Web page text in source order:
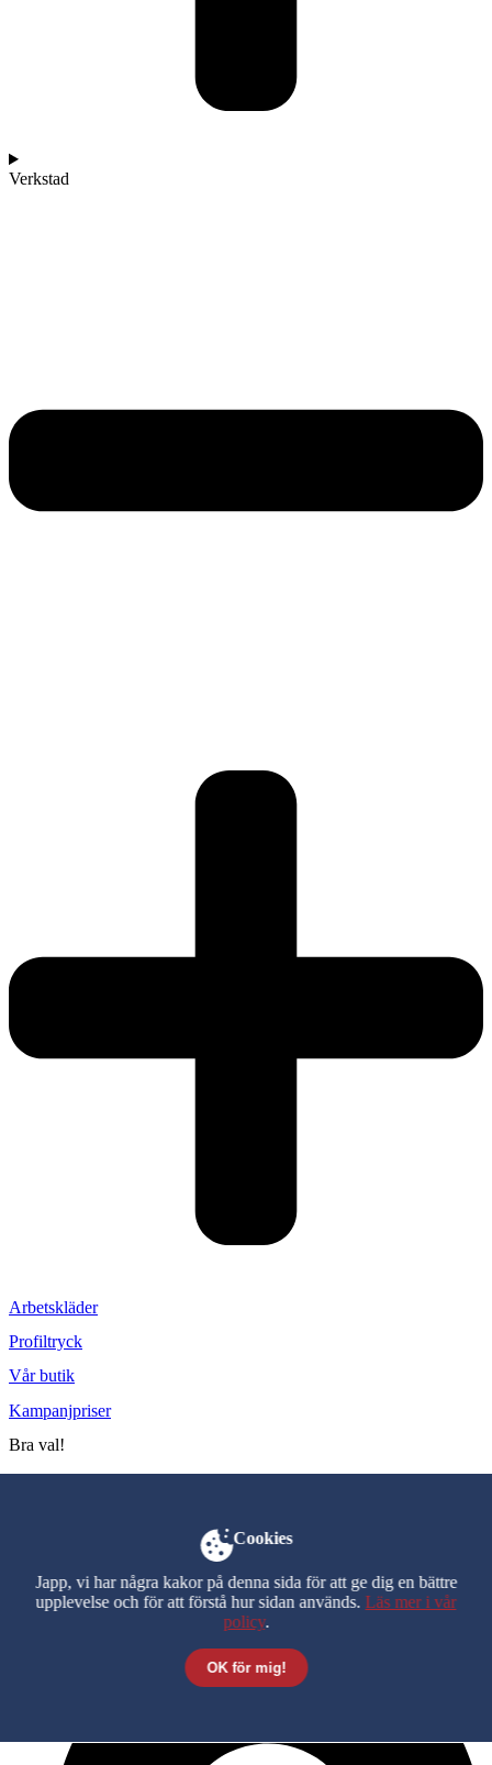
Verkstad
Arbetskläder
Profiltryck
Vår butik
Kampanjpriser
Bra val!
Husqvarna Aspire™ P5 – med batteri och laddare är grym.
Kontakta oss direkt så är den snart din.
Vi säljer alla våra maskiner på plats i butiken. Kontakta oss direkt så
är den snart din.
Cookies
Japp, vi har några kakor på denna sida för att ge dig en bättre
upplevelse och för att förstå hur sidan används. Läs mer i vår
policy.
OK för mig!